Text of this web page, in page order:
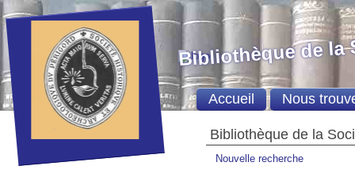
Bibliothèque de la
Nouvelle recherche
Bibliothèque de la
Accueil Nous